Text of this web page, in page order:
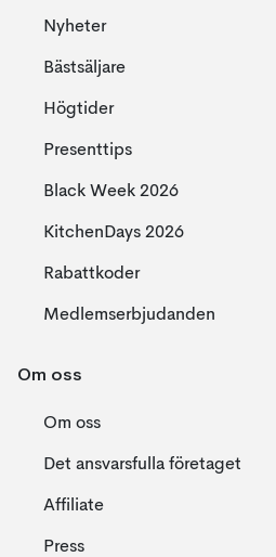
Nyheter
Bästsäljare
Högtider
Presenttips
Black Week 2026
KitchenDays 2026
Rabattkoder
Medlemserbjudanden
Om oss
Om oss
Det ansvarsfulla företaget
Affiliate
Press